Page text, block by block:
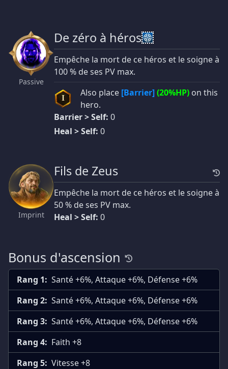
Passive
De zéro à héros
Empêche la mort de ce héros et le soigne à
100 % de ses PV max.
I Also place [Barrier](20%HP) on this
hero.
Barrier > Self: 0
Heal > Self: 0
Imprint
Fils de Zeus
Empêche la mort de ce héros et le soigne à
50 % de ses PV max.
Heal > Self: 0
Bonus d'ascension
Rang 1: Santé +6%, Attaque +6%, Défense +6%
Rang 2: Santé +6%, Attaque +6%, Défense +6%
Rang 3: Santé +6%, Attaque +6%, Défense +6%
Rang 4: Faith +8
Rang 5: Vitesse +8